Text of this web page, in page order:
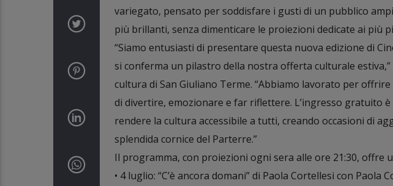
variegato, pensato per soddisfare i gusti di un pubblico
più brillanti, senza dimenticare le proiezioni dedicate ai più
“Siamo entusiasti di presentare questa nuova edizione di
si conferma un pilastro della nostra offerta culturale
cultura di San Giuliano Terme. “Abbiamo lavorato per
di divertire, emozionare e far riflettere. L’ingresso gratuito
rendere la cultura accessibile a tutti, creando occasioni di
splendida cornice del Parterre.”
Il programma, con proiezioni ogni sera alle ore 21:30, offre
• 4 luglio: “C’è ancora domani” di Paola Cortellesi con